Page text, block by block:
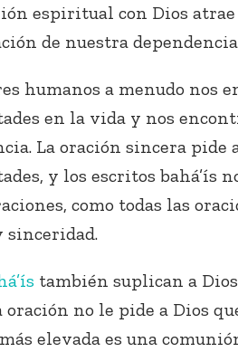
espiritual con Dios
de nuestra
humanos a menudo nos
en la vida y nos
La oración sincera pide
y los escritos bahá’ís
como todas las
sinceridad.
también suplican a
oración no le pide a Dios
elevada es una